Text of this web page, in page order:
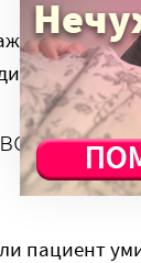
потому
только в
пациент